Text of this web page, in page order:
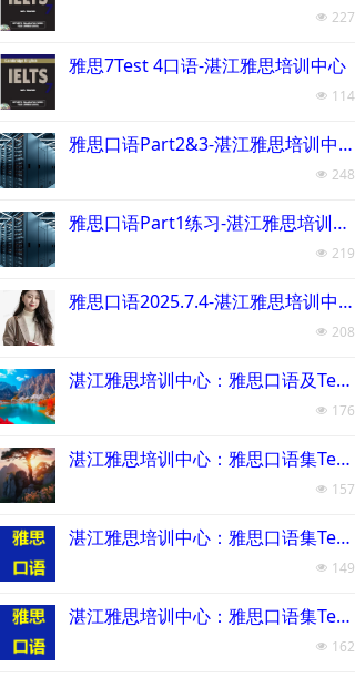
넶 227
雅思7Test 4口语-湛江雅思培训中心
넶 114
雅思口语Part2&3-湛江雅思培训中心-湛江雅托教育培训中心
넶 248
雅思口语Part1练习-湛江雅思培训中心-湛江雅托教育培训中心
넶 219
雅思口语2025.7.4-湛江雅思培训中心-湛江雅托教育培训中心
넶 208
湛江雅思培训中心：雅思口语及Test 10
넶 176
湛江雅思培训中心：雅思口语集Test 9
넶 157
湛江雅思培训中心：雅思口语集Test8
넶 149
湛江雅思培训中心：雅思口语集Test7
넶 162